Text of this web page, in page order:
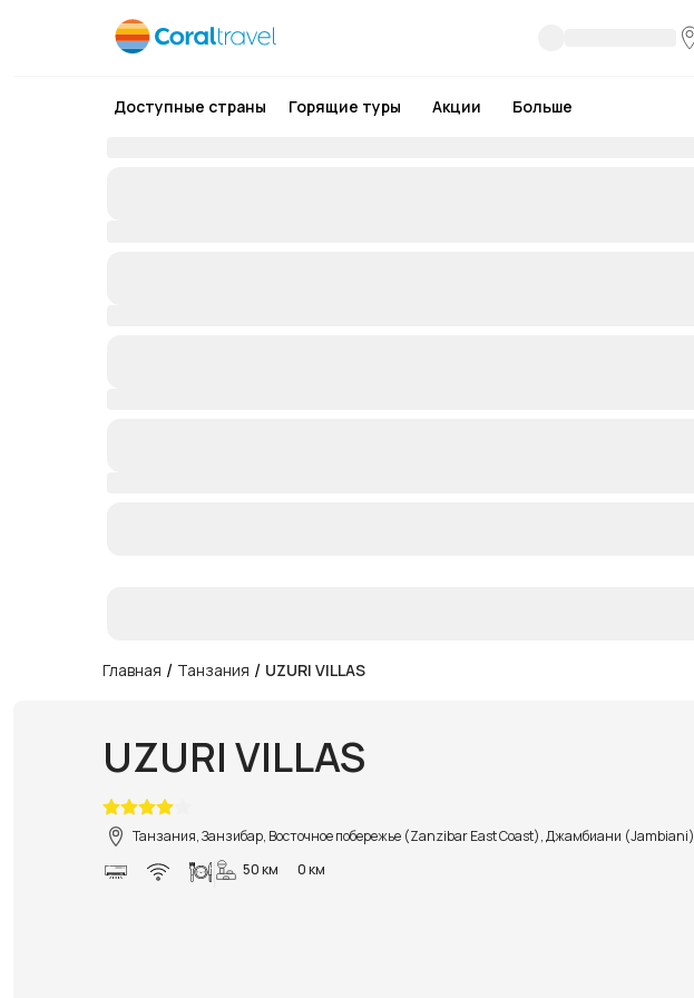
Доступные страны Горящие туры Акции Больше
Главная / Танзания / UZURI VILLAS
UZURI VILLAS
Танзания, Занзибар, Восточное побережье (Zanzibar East Coast), Джамбиани (Jambiani)
50 км
0 км